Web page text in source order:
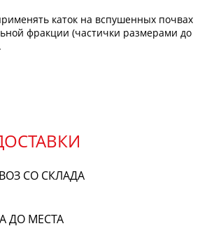
каток на вспушенных почвах
фракции (частички размерами до
СО СКЛАДА
ДО МЕСТА